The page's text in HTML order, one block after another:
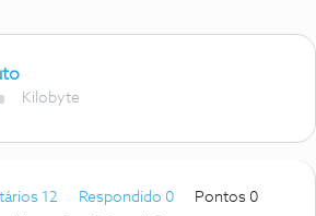
Kilobyte
12 Respondido 0
Pontos 0